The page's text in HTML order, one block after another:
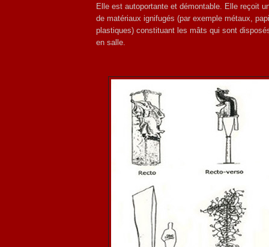
Elle est autoportante et démontable. Elle reçoit
de matériaux ignifugés (par exemple métaux,
plastiques) constituant les mâts qui sont
en salle.